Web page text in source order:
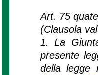
Art. 75
(Clausola
1. La
presente
della legge